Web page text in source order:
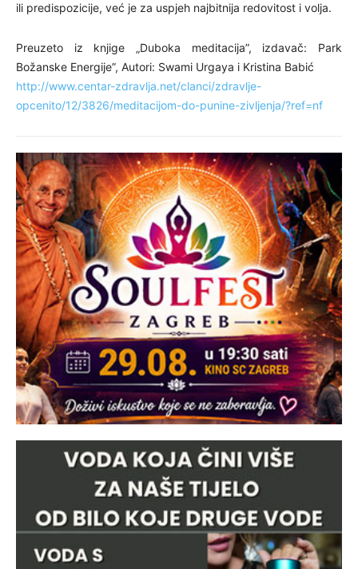
ili predispozicije, već je za uspjeh najbitnija redovitost i volja.
Preuzeto iz knjige „Duboka meditacija”, izdavač: Park
Božanske Energije”, Autori: Swami Urgaya i Kristina Babić
http://www.centar-zdravlja.net/clanci/zdravlje-
opcenito/12/3826/meditacijom-do-punine-zivljenja/?ref=nf